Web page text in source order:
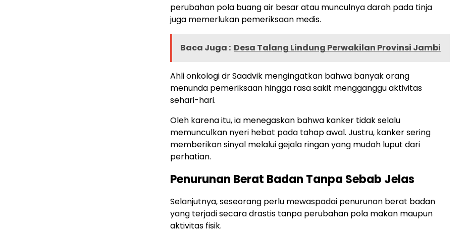
perubahan pola buang air besar atau munculnya darah pada tinja
juga memerlukan pemeriksaan medis.
Baca Juga : Desa Talang Lindung Perwakilan Provinsi Jambi
Ahli onkologi dr Saadvik mengingatkan bahwa banyak orang
menunda pemeriksaan hingga rasa sakit mengganggu aktivitas
sehari-hari.
Oleh karena itu, ia menegaskan bahwa kanker tidak selalu
memunculkan nyeri hebat pada tahap awal. Justru, kanker sering
memberikan sinyal melalui gejala ringan yang mudah luput dari
perhatian.
Penurunan Berat Badan Tanpa Sebab Jelas
Selanjutnya, seseorang perlu mewaspadai penurunan berat badan
yang terjadi secara drastis tanpa perubahan pola makan maupun
aktivitas fisik.